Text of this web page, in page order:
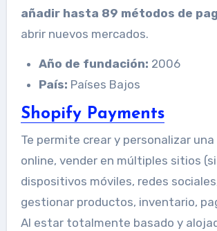
añadir hasta 89 métodos de
abrir nuevos mercados.
Año de fundación: 2006
País: Países Bajos
Shopify Payments
Te permite crear y personalizar
online, vender en múltiples sitios
dispositivos móviles, redes
gestionar productos, inventario,
Al estar totalmente basado y